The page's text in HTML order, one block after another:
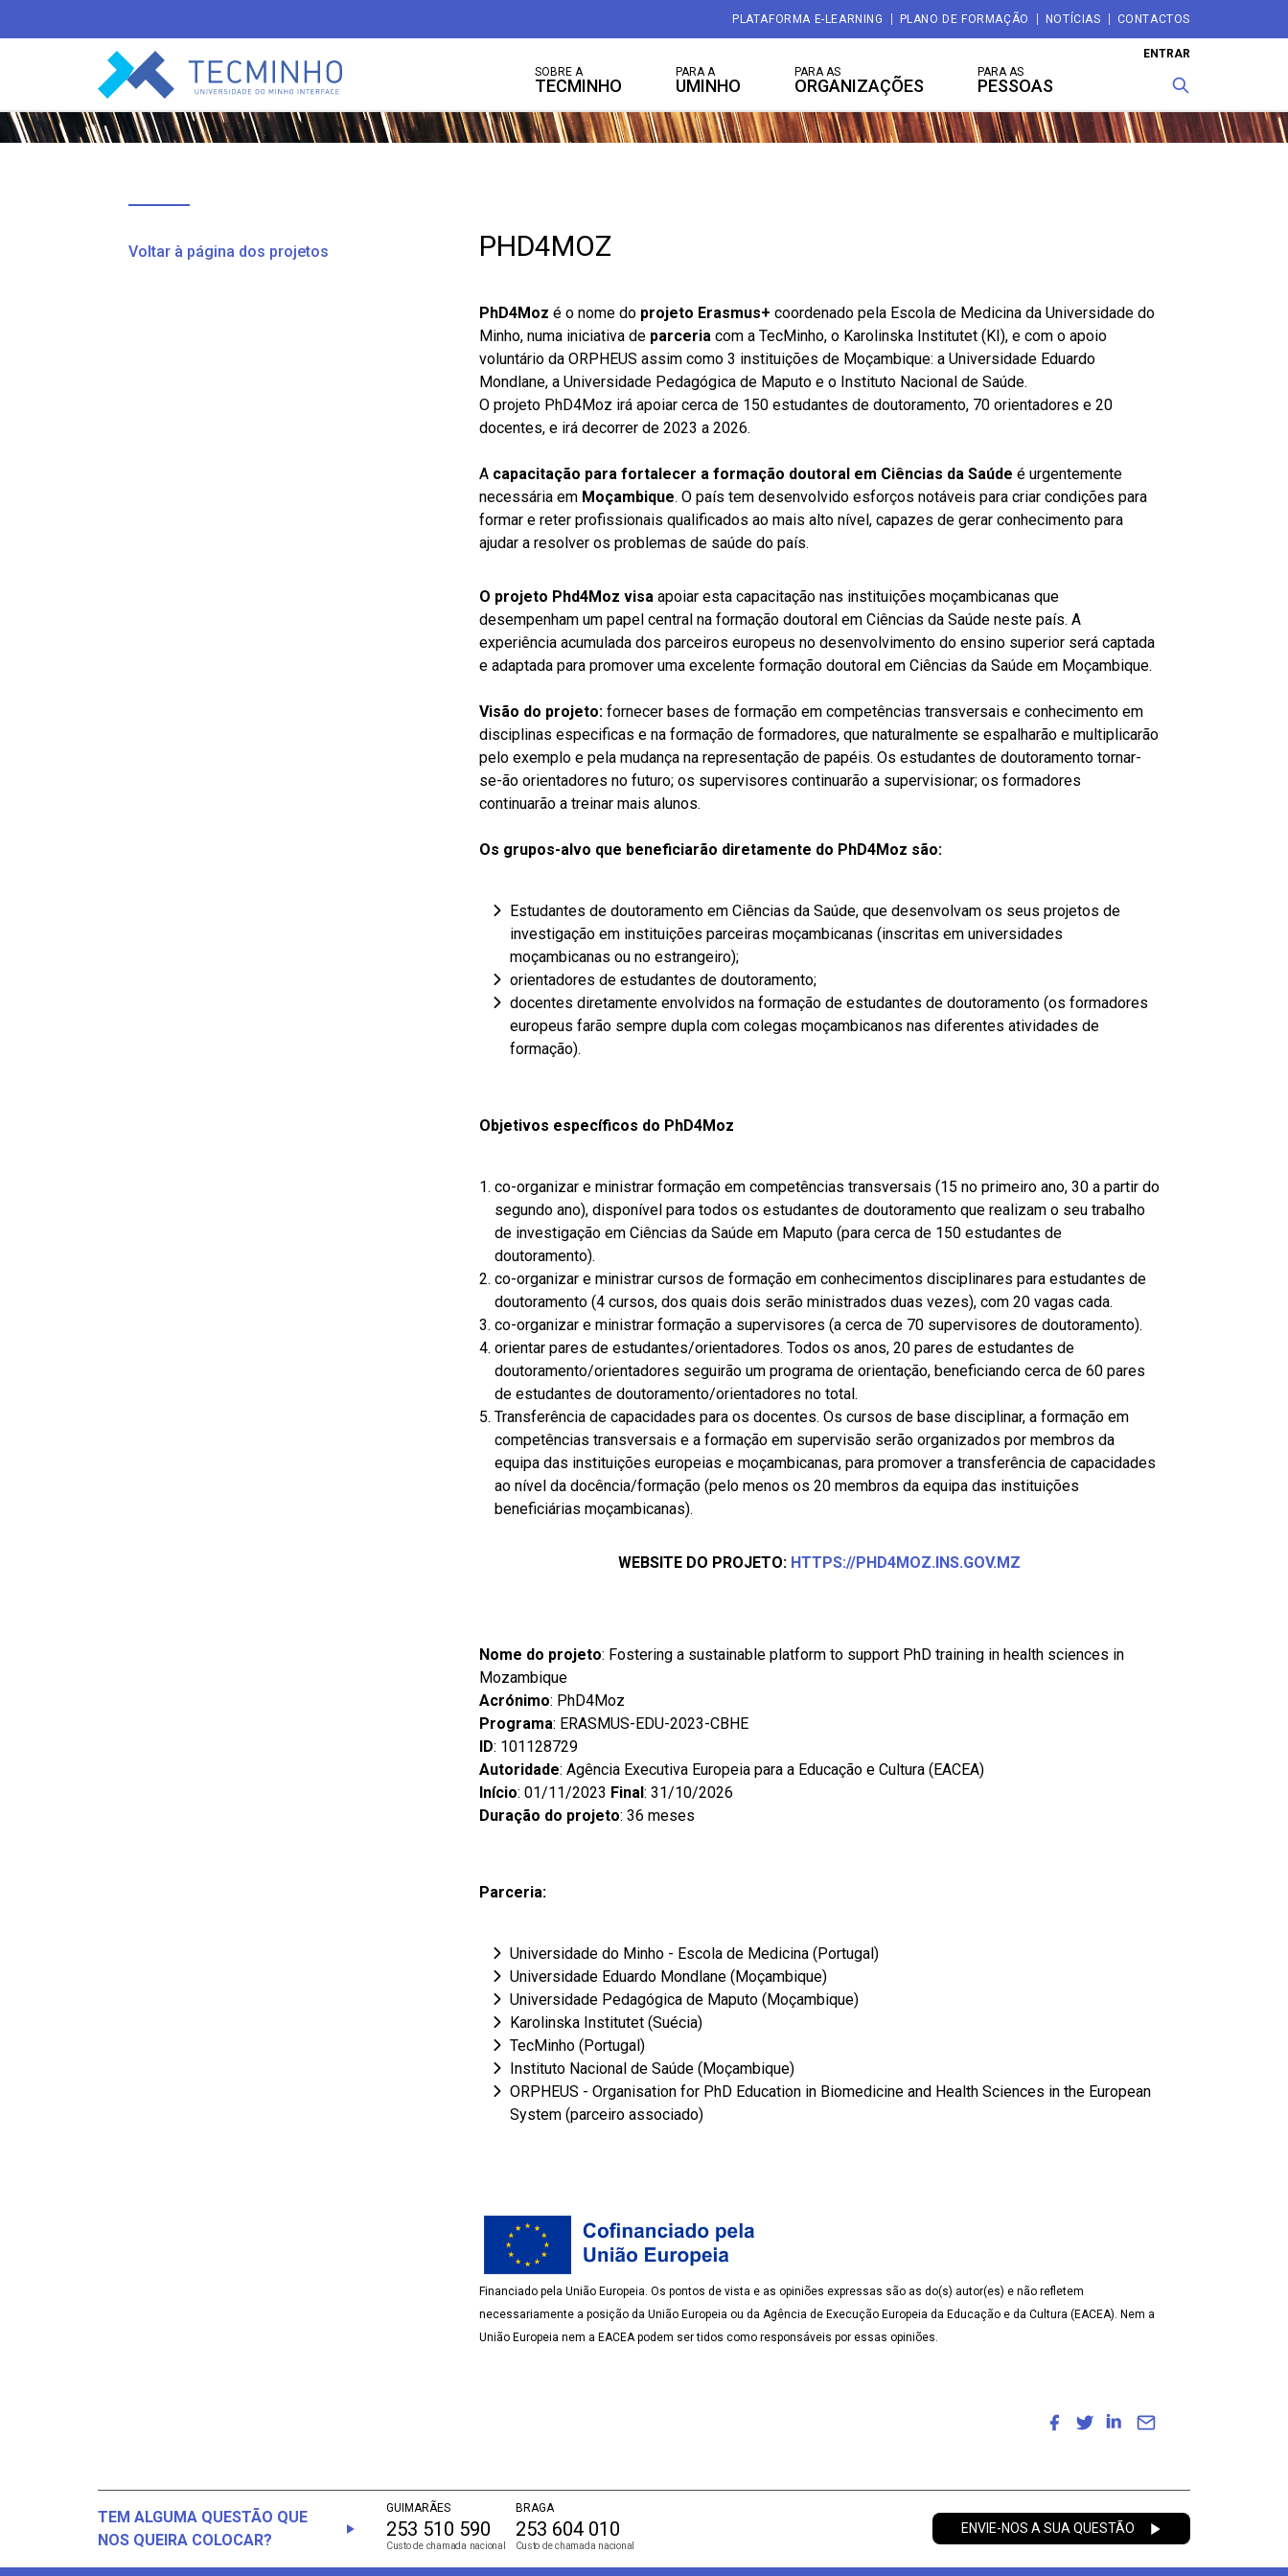
PLATAFORMA E-LEARNING PLANO DE FORMAÇÃO NOTÍCIAS CONTACTOS
TECMINHO
ENTRAR
SOBRE A
TECMINHO
PARA A
UMINHO
PARA AS
ORGANIZAÇÕES
PARA AS
PESSOAS
Voltar à página dos projetos PHD4MOZ
PhD4Moz é o nome do projeto Erasmus+ coordenado pela Escola de Medicina da Universidade do
Minho, numa iniciativa de parceria com a TecMinho, o Karolinska Institutet (KI), e com o apoio
voluntário da ORPHEUS assim como 3 instituições de Moçambique: a Universidade Eduardo
Mondlane, a Universidade Pedagógica de Maputo e o Instituto Nacional de Saúde.
O projeto PhD4Moz irá apoiar cerca de 150 estudantes de doutoramento, 70 orientadores e 20
docentes, e irá decorrer de 2023 a 2026.
A capacitação para fortalecer a formação doutoral em Ciências da Saúde é urgentemente
necessária em Moçambique. O país tem desenvolvido esforços notáveis para criar condições para
formar e reter profissionais qualificados ao mais alto nível, capazes de gerar conhecimento para
ajudar a resolver os problemas de saúde do país.
O projeto Phd4Moz visa apoiar esta capacitação nas instituições moçambicanas que
desempenham um papel central na formação doutoral em Ciências da Saúde neste país. A
experiência acumulada dos parceiros europeus no desenvolvimento do ensino superior será captada
e adaptada para promover uma excelente formação doutoral em Ciências da Saúde em Moçambique.
Visão do projeto: fornecer bases de formação em competências transversais e conhecimento em
disciplinas especificas e na formação de formadores, que naturalmente se espalharão e multiplicarão
pelo exemplo e pela mudança na representação de papéis. Os estudantes de doutoramento tornar-
se-ão orientadores no futuro; os supervisores continuarão a supervisionar; os formadores
continuarão a treinar mais alunos.
Os grupos-alvo que beneficiarão diretamente do PhD4Moz são:
Estudantes de doutoramento em Ciências da Saúde, que desenvolvam os seus projetos de
investigação em instituições parceiras moçambicanas (inscritas em universidades
moçambicanas ou no estrangeiro);
orientadores de estudantes de doutoramento;
docentes diretamente envolvidos na formação de estudantes de doutoramento (os formadores
europeus farão sempre dupla com colegas moçambicanos nas diferentes atividades de
formação).
Objetivos específicos do PhD4Moz
co-organizar e ministrar formação em competências transversais (15 no primeiro ano, 30 a partir do
segundo ano), disponível para todos os estudantes de doutoramento que realizam o seu trabalho
de investigação em Ciências da Saúde em Maputo (para cerca de 150 estudantes de
doutoramento).
co-organizar e ministrar cursos de formação em conhecimentos disciplinares para estudantes de
doutoramento (4 cursos, dos quais dois serão ministrados duas vezes), com 20 vagas cada.
co-organizar e ministrar formação a supervisores (a cerca de 70 supervisores de doutoramento).
orientar pares de estudantes/orientadores. Todos os anos, 20 pares de estudantes de
doutoramento/orientadores seguirão um programa de orientação, beneficiando cerca de 60 pares
de estudantes de doutoramento/orientadores no total.
Transferência de capacidades para os docentes. Os cursos de base disciplinar, a formação em
competências transversais e a formação em supervisão serão organizados por membros da
equipa das instituições europeias e moçambicanas, para promover a transferência de capacidades
ao nível da docência/formação (pelo menos os 20 membros da equipa das instituições
beneficiárias moçambicanas).
WEBSITE DO PROJETO: HTTPS://PHD4MOZ.INS.GOV.MZ
Nome do projeto: Fostering a sustainable platform to support PhD training in health sciences in
Mozambique
Acrónimo: PhD4Moz
Programa: ERASMUS-EDU-2023-CBHE
ID: 101128729
Autoridade: Agência Executiva Europeia para a Educação e Cultura (EACEA)
Início: 01/11/2023 Final: 31/10/2026
Duração do projeto: 36 meses
Parceria:
Universidade do Minho - Escola de Medicina (Portugal)
Universidade Eduardo Mondlane (Moçambique)
Universidade Pedagógica de Maputo (Moçambique)
Karolinska Institutet (Suécia)
TecMinho (Portugal)
Instituto Nacional de Saúde (Moçambique)
ORPHEUS - Organisation for PhD Education in Biomedicine and Health Sciences in the European
System (parceiro associado)
Financiado pela União Europeia. Os pontos de vista e as opiniões expressas são as do(s) autor(es) e não refletem
necessariamente a posição da União Europeia ou da Agência de Execução Europeia da Educação e da Cultura (EACEA). Nem a
União Europeia nem a EACEA podem ser tidos como responsáveis por essas opiniões.
TEM ALGUMA QUESTÃO QUE
NOS QUEIRA COLOCAR?
GUIMARÃES
253 510 590
Custo de chamada nacional
BRAGA
253 604 010
Custo de chamada nacional
ENVIE-NOS A SUA QUESTÃO